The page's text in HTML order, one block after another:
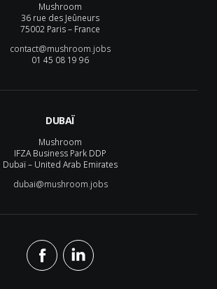
Mushroom
36 rue des Jeûneurs
75002 Paris – France
contact@mushroom.jobs
01 45 08 19 96
DUBAÏ
Mushroom
IFZA Business Park DDP
Dubaï – United Arab Emirates
dubai@mushroom.jobs